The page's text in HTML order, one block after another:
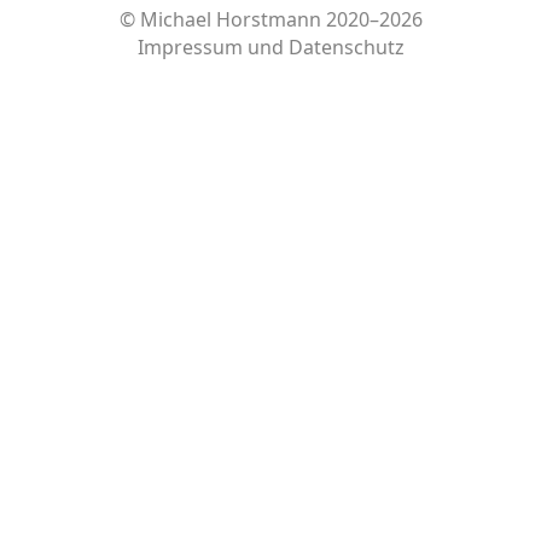
© Michael Horstmann 2020–2026
Impressum und Datenschutz